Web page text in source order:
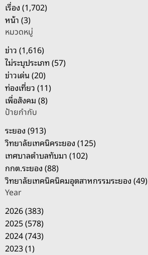
สำ
ห
รั
บ
:
เรื่อง (1,702)
หน้า (3)
หมวดหมู่
ข่าว (1,616)
ไม่ระบุประเภท (57)
ข่าวเด่น (20)
ท่องเที่ยว (11)
เพื่อสังคม (8)
ป้ายกำกับ
ระยอง (913)
วิทยาลัยเทคนิคระยอง (125)
เทศบาลตำบลทับมา (102)
กกต.ระยอง (88)
วิทยาลัยเทคนิคนิคมอุตสาหกรรมระยอง (49)
Year
2026 (383)
2025 (578)
2024 (743)
2023 (1)